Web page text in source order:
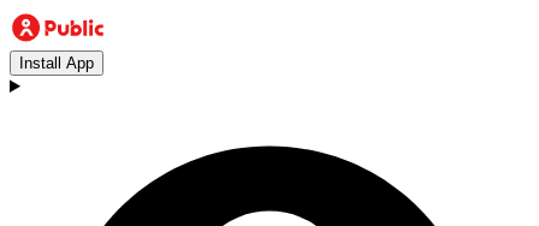
Install App